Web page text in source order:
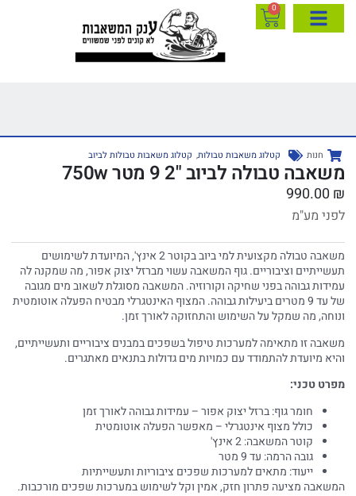
0
חנות קטלוג משאבות טבולות, קטלוג משאבות טבולות לביוב
משאבה טבולה לביוב "2 9 מטר 750w
990.00 ₪
לפני מע"מ
משאבה טבולה מקצועית למי ביוב בקוטר 2 אינץ', המיועדת לשימושים
תעשייתיים וציבוריים. גוף המשאבה עשוי מברזל יצוק אפור, מה שמקנה לה
עמידות גבוהה בפני שחיקה וקורוזיה. המשאבה מסוגלת לשאוב מים מגובה
של עד 9 מטרים ביעילות גבוהה. המצוף האינטגרלי מבטיח הפעלה אוטומטית
ונוחה, מה שמקל על השימוש והתחזוקה לאורך זמן.
משאבה זו מתאימה למערכות טיפול בשפכים במבנים ציבוריים ותעשייתיים,
והיא מיועדת להתמודד עם כמויות מים גדולות בתנאים מאתגרים.
מפרט טכני:
חומר גוף: ברזל יצוק אפור – עמידות גבוהה לאורך זמן
כולל מצוף אינטגרלי – מאפשר הפעלה אוטומטית
קוטר המשאבה: 2 אינץ'
גובה הרמה: עד 9 מטר
ייעוד: מתאים למערכות שפכים ציבוריות ותעשייתיות
המשאבה מציעה פתרון חזק, אמין וקל לשימוש במערכות שפכים מורכבות.